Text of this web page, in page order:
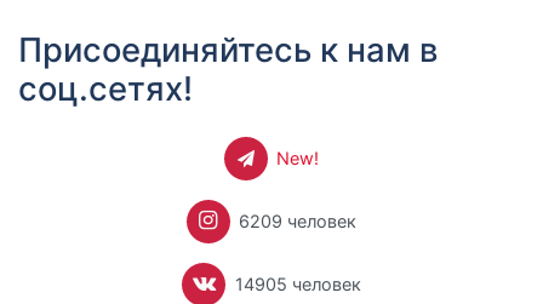
Присоединяйтесь к нам в
соц.сетях!
New!
6209 человек
14905 человек